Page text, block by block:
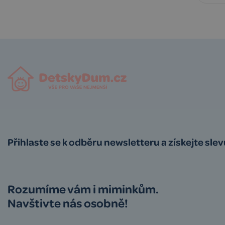
Přihlaste se k odběru newsletteru a získejte
Rozumíme vám i miminkům.
Navštivte nás osobně!